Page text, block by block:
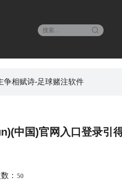
争相赋诗-足球赌注软件
中国)官网入口登录引
： 50